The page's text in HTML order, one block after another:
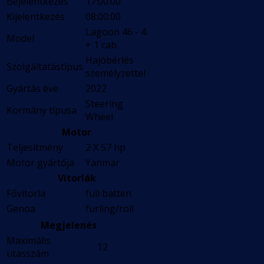
Kijelentkezés
08:00:00
Model
Lagoon 46 - 4
+ 1 cab.
Szolgáltatástípus Hajóbérlés
személyzettel
Gyártás éve
2022
Kormány típusa
Steering
Wheel
Motor
Teljesítmény
2 X 57 hp
Motor gyártója
Yanmar
Vitorlák
Fővitorla
full batten
Genoa
furling/roll
Megjelenés
Maximális
utasszám
12